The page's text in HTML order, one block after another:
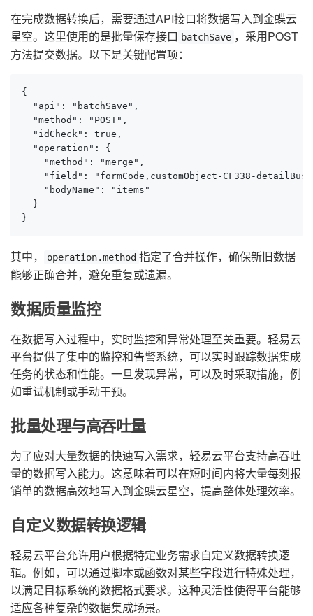
在完成数据转换后，需要通过API接口将数据写入到金蝶云
星空。这里使用的是批量保存接口 batchSave ，采用POST
方法提交数据。以下是关键配置项：
{
  "api": "batchSave",
  "method": "POST",
  "idCheck": true,
  "operation": {
    "method": "merge",
"field": "formCode,customObject-CF338-
    "bodyName": "items"
  }
}
其中， operation.method 指定了合并操作，确保新旧数据
能够正确合并，避免重复或遗漏。
数据质量监控
在数据写入过程中，实时监控和异常处理至关重要。轻易云
平台提供了集中的监控和告警系统，可以实时跟踪数据集成
任务的状态和性能。一旦发现异常，可以及时采取措施，例
如重试机制或手动干预。
批量处理与高吞吐量
为了应对大量数据的快速写入需求，轻易云平台支持高吞吐
量的数据写入能力。这意味着可以在短时间内将大量每刻报
销单的数据高效地写入到金蝶云星空，提高整体处理效率。
自定义数据转换逻辑
轻易云平台允许用户根据特定业务需求自定义数据转换逻
辑。例如，可以通过脚本或函数对某些字段进行特殊处理，
以满足目标系统的数据格式要求。这种灵活性使得平台能够
适应各种复杂的数据集成场景。